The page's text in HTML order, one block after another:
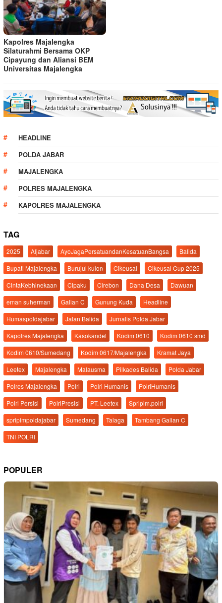
Kapolres Majalengka
Silaturahmi Bersama OKP
Cipayung dan Aliansi BEM
Universitas Majalengka
HEADLINE
POLDA JABAR
MAJALENGKA
POLRES MAJALENGKA
KAPOLRES MAJALENGKA
TAG
2025 Aljabar AyoJagaPersatuandanKesatuanBangsa
Balida
Bupati Majalengka
Burujul kulon Cikeusal
Cikeusal Cup 2025
CintaKebhinekaan
Cipaku Cirebon Dana Desa
Dawuan
eman suherman
Galian C Gunung Kuda
Headline
Humaspoldajabar
Jalan Balida
Jurnalis Polda Jabar
Kapolres Majalengka
Kasokandel Kodim 0610
Kodim 0610 smd
Kodim 0610/Sumedang
Kodim 0617/Majalengka
Kramat Jaya
Leetex
Majalengka Malausma Pilkades Balida
Polda Jabar
Polres Majalengka
Polri Polri Humanis
PolriHumanis
Polri Persisi
PolriPresisi PT. Leetex
Spripim.polri
spripimpoldajabar
Sumedang Talaga
Tambang Galian C
TNI POLRI
POPULER